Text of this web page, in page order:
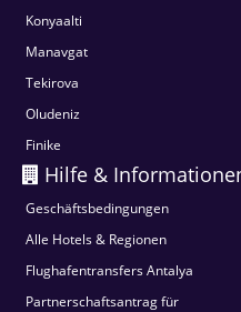
Konyaalti
Manavgat
Tekirova
Oludeniz
Finike
Hilfe &
Geschäftsbedingungen
Alle Hotels & Regionen
Flughafentransfers Antalya
Partnerschaftsantrag für